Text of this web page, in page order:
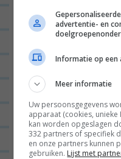
BEANTWOORDEN
LOBKE
advertentie- en
Informatie op een
Meer informatie
Uw persoonsgegevens
apparaat (cookies,
kan worden opgeslagen
332 partners of specifiek
en onze partners kunnen
gebruiken. Lijst met